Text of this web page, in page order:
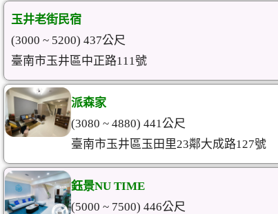
玉井老街民宿
(3000 ~ 5200) 437公尺
臺南市玉井區中正路111號
派森家
(3080 ~ 4880) 441公尺
臺南市玉井區玉田里23鄰大成路127號
鈺景NU TIME
(5000 ~ 7500) 446公尺